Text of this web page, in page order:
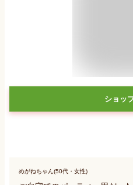
ショッ
めがねちゃん(50代・女性)